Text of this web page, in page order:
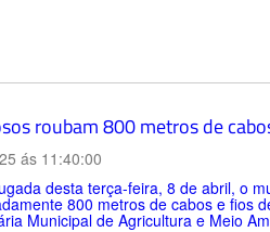
roubam 800 metros de
ás 11:40:00
desta terça-feira, 8 de abril, o
800 metros de cabos e fios
Municipal de Agricultura e Meio